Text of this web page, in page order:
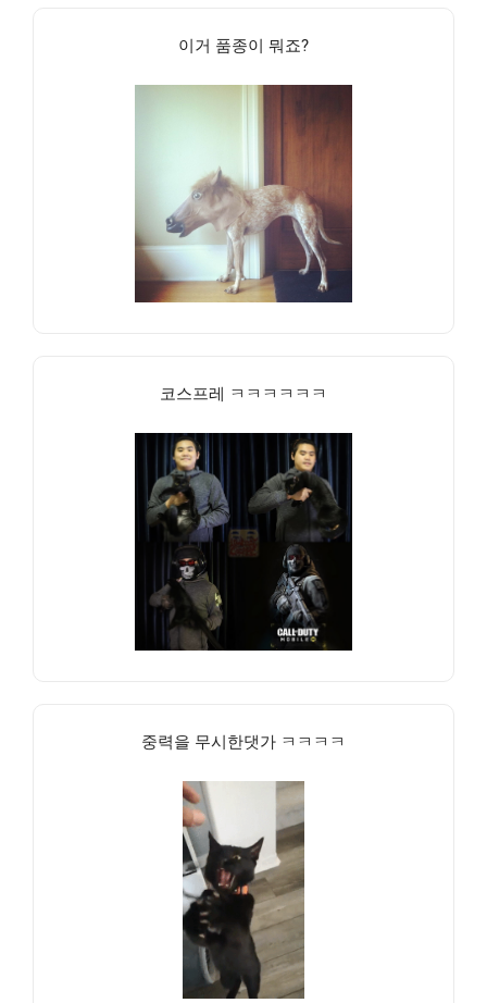
이거 품종이 뭐죠?
코스프레 ㅋㅋㅋㅋㅋㅋ
중력을 무시한댓가 ㅋㅋㅋㅋ